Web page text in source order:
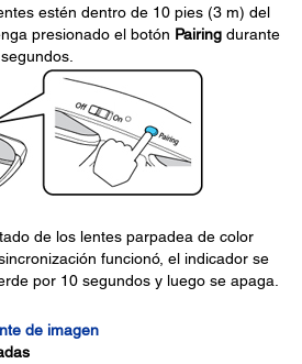
estén dentro de 10 pies (3 m) del
presionado el botón Pairing durante
de los lentes parpadea de color
funcionó, el indicador se
por 10 segundos y luego se apaga.
de imagen